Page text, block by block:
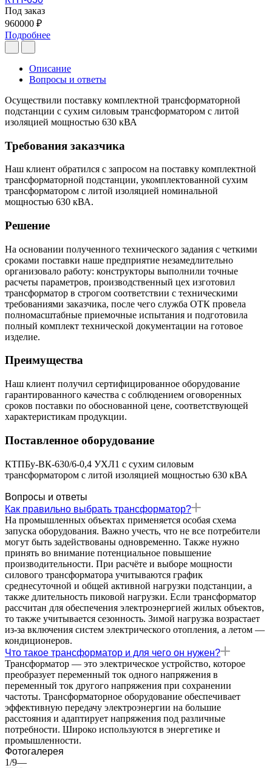
Под заказ
960000 ₽
Подробнее
Описание
Вопросы и ответы
Осуществили поставку комплектной трансформаторной
подстанции с сухим силовым трансформатором с литой
изоляцией мощностью 630 кВА
Требования заказчика
Наш клиент обратился с запросом на поставку комплектной
трансформаторной подстанции, укомплектованной сухим
трансформатором с литой изоляцией номинальной
мощностью 630 кВА.
Решение
На основании полученного технического задания с четкими
сроками поставки наше предприятие незамедлительно
организовало работу: конструкторы выполнили точные
расчеты параметров, производственный цех изготовил
трансформатор в строгом соответствии с техническими
требованиями заказчика, после чего служба ОТК провела
полномасштабные приемочные испытания и подготовила
полный комплект технической документации на готовое
изделие.
Преимущества
Наш клиент получил сертифицированное оборудование
гарантированного качества с соблюдением оговоренных
сроков поставки по обоснованной цене, соответствующей
характеристикам продукции.
Поставленное оборудование
КТПБу-ВК-630/6-0,4 УХЛ1 с сухим силовым
трансформатором с литой изоляцией мощностью 630 кВА
Вопросы и ответы
Как правильно выбрать трансформатор?
На промышленных объектах применяется особая схема
запуска оборудования. Важно учесть, что не все потребители
могут быть задействованы одновременно. Также нужно
принять во внимание потенциальное повышение
производительности. При расчёте и выборе мощности
силового трансформатора учитываются график
среднесуточной и общей активной нагрузки подстанции, а
также длительность пиковой нагрузки. Если трансформатор
рассчитан для обеспечения электроэнергией жилых объектов,
то также учитывается сезонность. Зимой нагрузка возрастает
из-за включения систем электрического отопления, а летом —
кондиционеров.
Что такое трансформатор и для чего он нужен?
Трансформатор — это электрическое устройство, которое
преобразует переменный ток одного напряжения в
переменный ток другого напряжения при сохранении
частоты. Трансформаторное оборудование обеспечивает
эффективную передачу электроэнергии на большие
расстояния и адаптирует напряжения под различные
потребности. Широко используются в энергетике и
промышленности.
Фотогалерея
1/9—